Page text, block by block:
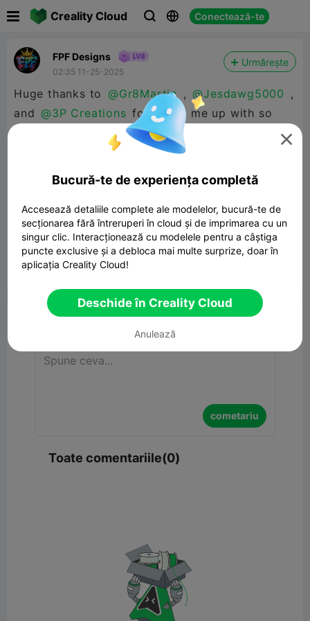
Creality Cloud   Conectează-te
FPF Designs
02:35 11-25-2025
Urmărește
Huge thanks to @Gr8Martin , @Jesdawg5000 ,
and @3P Creations for lifting me up with so
much support—I’m honestly overwhelmed (in the
best way!) by all the boosts and generosity; at
this point I’m starting to wonder if you three are
secretly competing for the “infinite boost”
championship 🚀, but either way, I’m deeply
grateful for the energy, kindness, and fun you
bring to this journey!
cometariu
cometariu
Toate comentariile(0)

Bucură-te de experiența completă
Accesează detaliile complete ale modelelor, bucură-te de
secționarea fără întreruperi în cloud și de imprimarea cu un
singur clic. Interacționează cu modelele pentru a câștiga
puncte exclusive și a debloca mai multe surprize, doar în
aplicația Creality Cloud!
Deschide în Creality Cloud
Anulează